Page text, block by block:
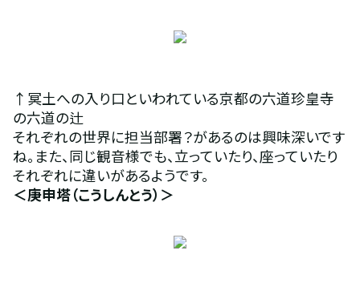
↑冥土への入り口といわれている京都の六道珍皇寺
の六道の辻
それぞれの世界に担当部署？があるのは興味深いです
ね。また、同じ観音様でも、立っていたり、座っていたり
それぞれに違いがあるようです。
＜庚申塔（こうしんとう）＞